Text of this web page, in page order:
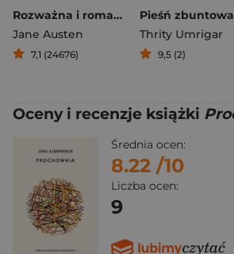
Rozważna i romantyczna
Jane Austen
7,1 (24676)
Thrity Umrigar
9,5 (2)
Oceny i recenzje książki
Średnia ocen:
8.22 /10
Liczba ocen:
9